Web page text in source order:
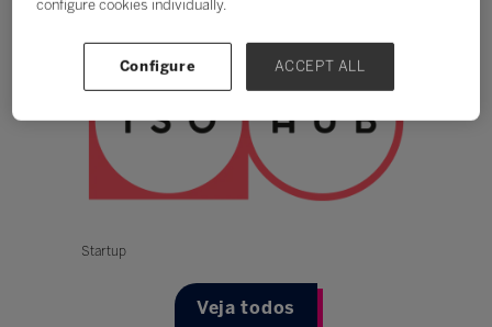
Startup
Veja todos
configure cookies individually.
Configure ACCEPT ALL